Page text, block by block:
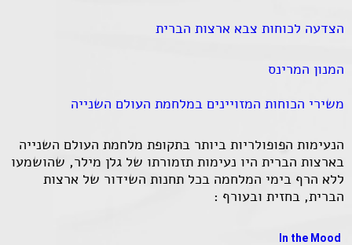
הצדעה לכוחות צבא ארצות הברית
המנון המרינס
משירי הכוחות המזויינים במלחמת העולם השנייה
הנעימות הפופולריות ביותר בתקופת מלחמת העולם השנייה
בארצות הברית היו נעימות תזמורתו של גלן מילר, שהושמעו
ללא הרף בימי המלחמה בכל תחנות השידור של ארצות
הברית, בחזית ובעורף :
In the Mood